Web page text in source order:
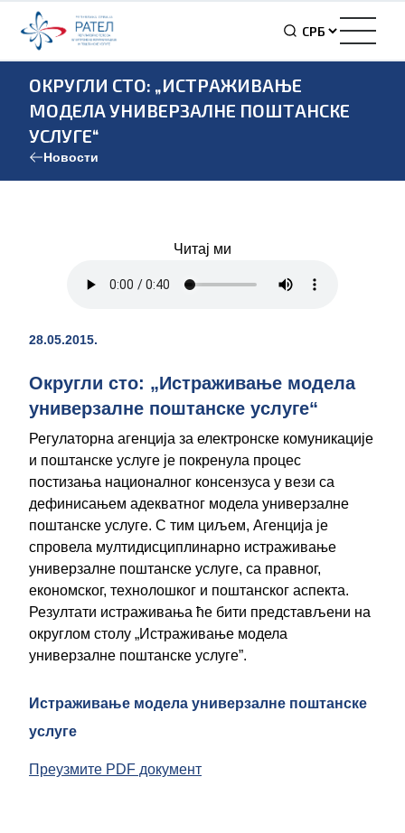
ОКРУГЛИ СТО: „ИСТРАЖИВАЊЕ
МОДЕЛА УНИВЕРЗАЛНЕ ПОШТАНСКЕ
УСЛУГЕ“
Новости
Читај ми
28.05.2015.
Округли сто: „Истраживање модела
универзалне поштанске услуге“
Регулатoрна агенција за електронске комуникације
и поштанске услуге је покренула процес
постизања националног консензуса у вези са
дефинисањем адекватног модела универзалне
поштанске услуге. С тим циљем, Агенција је
спровела мултидисциплинарно истраживање
универзалне поштанске услуге, са правног,
економског, технолошког и поштанског аспекта.
Резултати истраживања ће бити представљени на
округлом столу „Истраживање модела
универзалне поштанске услуге”.
Истраживање модела универзалне поштанске
услуге
Преузмите PDF документ